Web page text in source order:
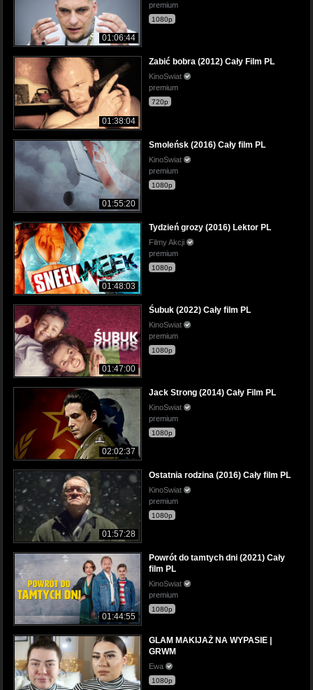
01:06:44
premium
1080p
01:38:04
Zabić bobra (2012) Cały Film PL
KinoSwiat
premium
720p
01:55:20
Smoleńsk (2016) Cały film PL
KinoSwiat
premium
1080p
01:48:03
Tydzień grozy (2016) Lektor PL
Filmy Akcji
premium
1080p
01:47:00
Śubuk (2022) Cały film PL
KinoSwiat
premium
1080p
02:02:37
Jack Strong (2014) Cały Film PL
KinoSwiat
premium
1080p
01:57:28
Ostatnia rodzina (2016) Cały film PL
KinoSwiat
premium
1080p
01:44:55
Powrót do tamtych dni (2021) Cały
film PL
KinoSwiat
premium
1080p
GLAM MAKIJAŻ NA WYPASIE |
GRWM
Ewa
1080p